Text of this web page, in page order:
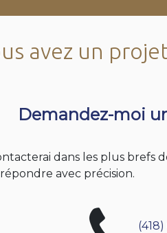
avez un
Demandez-moi
dans les plus brefs
avec précision.
(418)